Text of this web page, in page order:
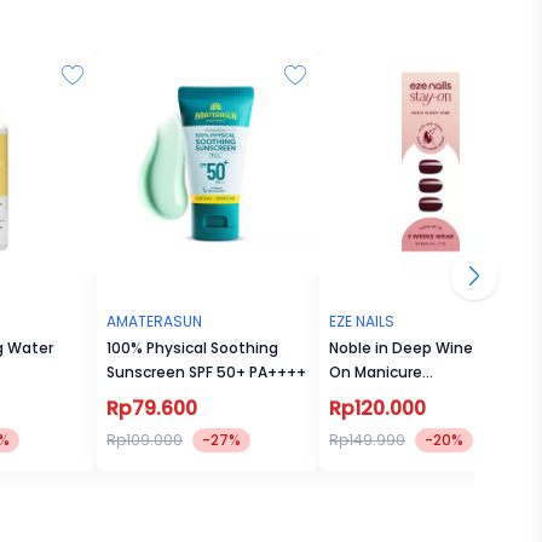
UV.
Water
AMATERASUN
100% Physical Soothing
Sunscreen SPF 50+ PA++++
Rp79.600
Rp109.000 -27%
EZE NAILS
Noble in Deep Wine Stay
On Manicure
(Kuku Palsu Tempel)
Rp120.000
Rp149.990 -20%